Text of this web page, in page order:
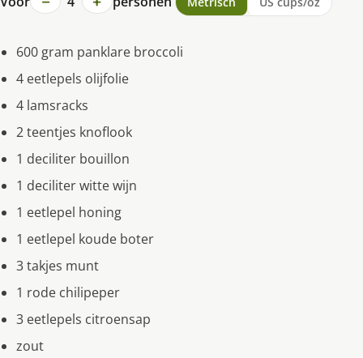
600 gram panklare broccoli
4 eetlepels olijfolie
4 lamsracks
2 teentjes knoflook
1 deciliter bouillon
1 deciliter witte wijn
1 eetlepel honing
1 eetlepel koude boter
3 takjes munt
1 rode chilipeper
3 eetlepels citroensap
zout